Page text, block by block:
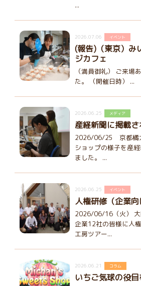
...
2026.07.06 イベント
(報告)（東京）み
ジカフェ
（満員御礼） ご来場
た。 （開催日時） ...
2026.06.25 メディア
産経新聞に掲載さ
2026/06/25 京都橘
ショップの様子を産
ました。 ...
2026.06.25 イベント
人権研修（企業向
2026/06/16（火） 大
企業12社の皆様に人
工房ツアー...
2026.06.21 コラム
いちご気球の役目